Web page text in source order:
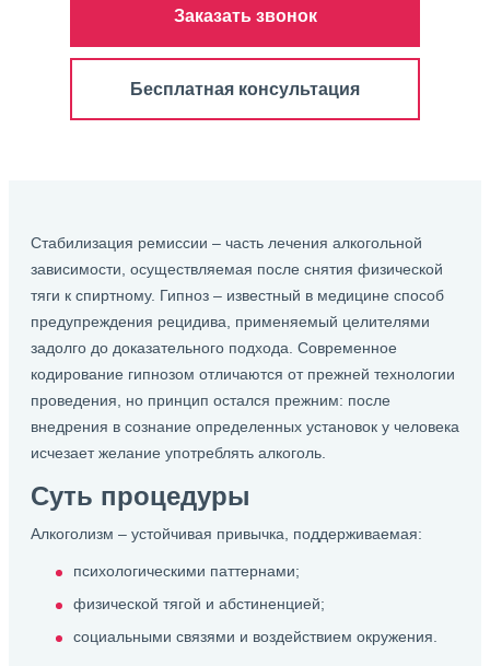
Заказать звонок
Бесплатная консультация
Стабилизация ремиссии – часть лечения алкогольной
зависимости, осуществляемая после снятия физической
тяги к спиртному. Гипноз – известный в медицине способ
предупреждения рецидива, применяемый целителями
задолго до доказательного подхода. Современное
кодирование гипнозом отличаются от прежней технологии
проведения, но принцип остался прежним: после
внедрения в сознание определенных установок у человека
исчезает желание употреблять алкоголь.
Суть процедуры
Алкоголизм – устойчивая привычка, поддерживаемая:
психологическими паттернами;
физической тягой и абстиненцией;
социальными связями и воздействием окружения.